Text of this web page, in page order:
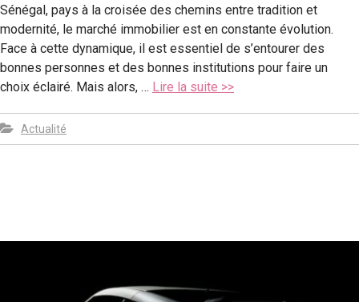
Sénégal, pays à la croisée des chemins entre tradition et
modernité, le marché immobilier est en constante évolution.
Face à cette dynamique, il est essentiel de s’entourer des
bonnes personnes et des bonnes institutions pour faire un
choix éclairé. Mais alors, … Lire la suite >>
Actualité